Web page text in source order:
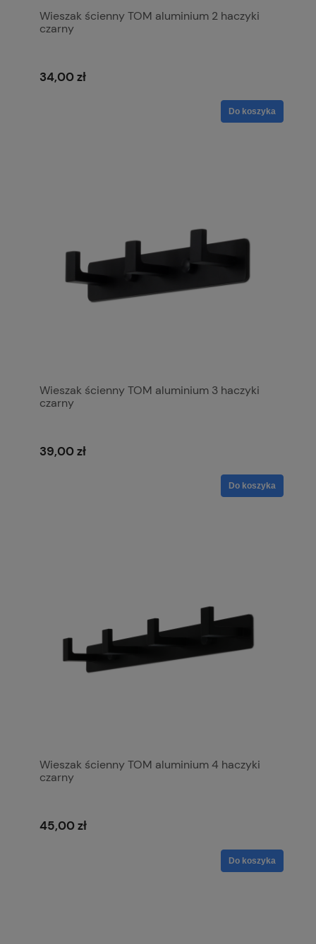
Wieszak ścienny TOM aluminium 2 haczyki
czarny
34,00 zł
Do koszyka
Wieszak ścienny TOM aluminium 3 haczyki
czarny
39,00 zł
Do koszyka
Wieszak ścienny TOM aluminium 4 haczyki
czarny
45,00 zł
Do koszyka